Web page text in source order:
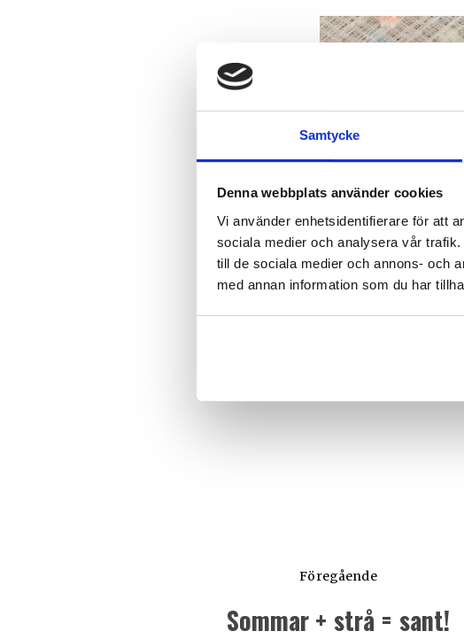
Samtycke
Denna webbplats använder cookies
Vi använder enhetsidentifierare för att
sociala medier och analysera vår
till de sociala medier och annons- och
med annan information som du har
Föregående
Föregående
Sommar + strå = sant!